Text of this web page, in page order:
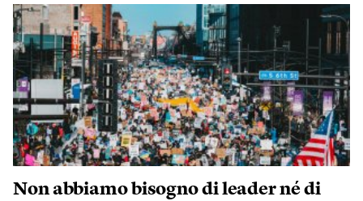
Non abbiamo bisogno di leader né di